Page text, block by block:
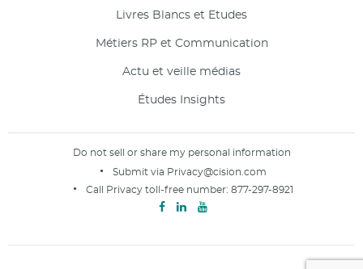
Livres Blancs et Etudes
Métiers RP et Communication
Actu et veille médias
Études Insights
Do not sell or share my personal information
Submit via Privacy@cision.com
Call Privacy toll-free number: 877-297-8921